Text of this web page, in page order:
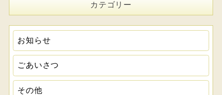
カテゴリー
お知らせ
ごあいさつ
その他